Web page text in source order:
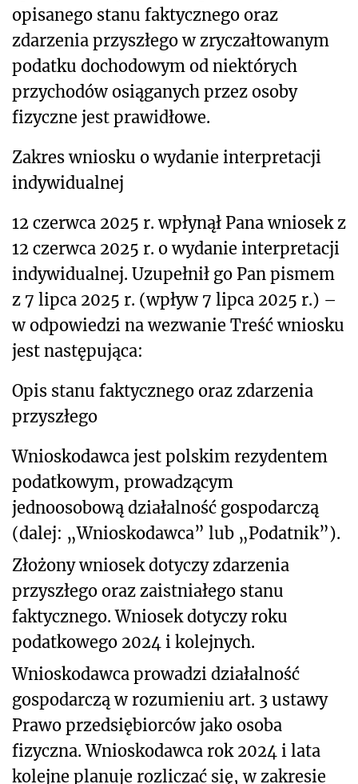
opisanego stanu faktycznego oraz
zdarzenia przyszłegow zryczałtowanym
podatku dochodowym od niektórych
przychodów osiąganych przez osoby
fizyczne jest prawidłowe.
Zakres wniosku o wydanie interpretacji
indywidualnej
12 czerwca 2025 r. wpłynął Pana wniosek z
12 czerwca 2025 r. o wydanie interpretacji
indywidualnej. Uzupełnił go Pan pismem
z 7 lipca 2025 r. (wpływ 7 lipca 2025 r.) –
w odpowiedzi na wezwanie Treść wniosku
jest następująca:
Opis stanu faktycznego oraz zdarzenia
przyszłego
Wnioskodawca jest polskim rezydentem
podatkowym, prowadzącym
jednoosobową działalność gospodarczą
(dalej: „Wnioskodawca” lub „Podatnik”).
Złożony wniosek dotyczy zdarzenia
przyszłego oraz zaistniałego stanu
faktycznego. Wniosek dotyczy roku
podatkowego 2024 i kolejnych.
Wnioskodawca prowadzi działalność
gospodarczą w rozumieniu art. 3 ustawy
Prawo przedsiębiorców jako osoba
fizyczna. Wnioskodawca rok 2024 i lata
kolejne planuje rozliczać się, w zakresie